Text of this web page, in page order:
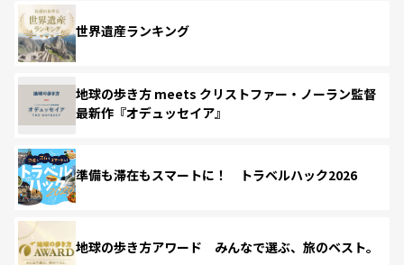
世界遺産ランキング
地球の歩き方 meets クリストファー・ノーラン監督
最新作『オデュッセイア』
準備も滞在もスマートに！ トラベルハック2026
地球の歩き方アワード みんなで選ぶ、旅のベスト。